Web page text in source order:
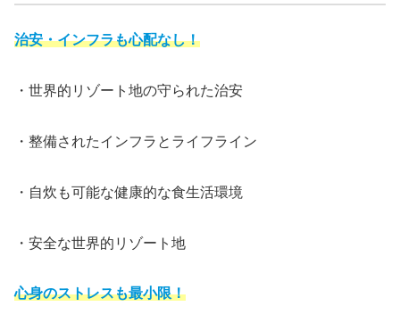
治安・インフラも心配なし！
・世界的リゾート地の守られた治安
・整備されたインフラとライフライン
・自炊も可能な健康的な食生活環境
・安全な世界的リゾート地
心身のストレスも最小限！